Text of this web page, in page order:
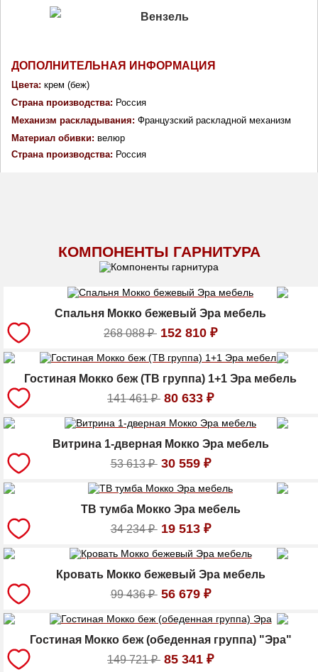
ДОПОЛНИТЕЛЬНАЯ ИНФОРМАЦИЯ
Цвета: крем (беж)
Страна производства: Россия
Механизм раскладывания: Французский раскладной механизм
Материал обивки: велюр
Страна производства: Россия
КОМПОНЕНТЫ ГАРНИТУРА
Спальня Мокко бежевый Эра мебель
268 088₽ 152 810 ₽
Гостиная Мокко беж (ТВ группа) 1+1 Эра мебель
141 461₽ 80 633 ₽
Витрина 1-дверная Мокко Эра мебель
53 613₽ 30 559 ₽
ТВ тумба Мокко Эра мебель
34 234₽ 19 513 ₽
Кровать Мокко бежевый Эра мебель
99 436₽ 56 679 ₽
Гостиная Мокко беж (обеденная группа) "Эра"
149 721₽ 85 341 ₽